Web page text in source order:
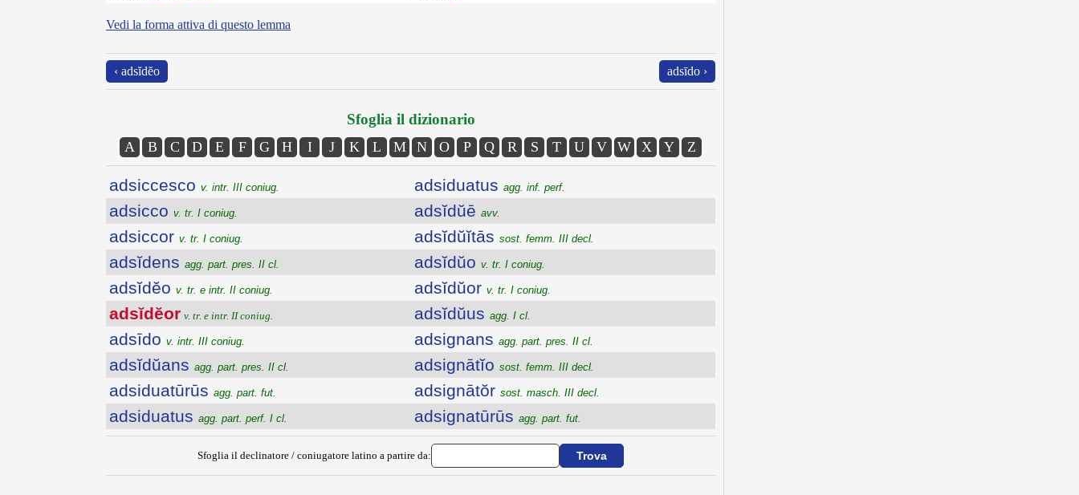
Vedi la forma attiva di questo lemma
‹ adsĭdĕo adsīdo ›
Sfoglia il dizionario
A B C D E F G H I J K L M N O P Q R S T U V W X Y Z
adsiccesco v. intr. III coniug.
adsicco v. tr. I coniug.
adsiccor v. tr. I coniug.
adsĭdens agg. part. pres. II cl.
adsĭdĕo v. tr. e intr. II coniug.
adsĭdĕor v. tr. e intr. II coniug.
adsīdo v. intr. III coniug.
adsĭdŭans agg. part. pres. II cl.
adsiduatūrūs agg. part. fut.
adsiduatus agg. part. perf. I cl.
adsiduatus agg. inf. perf.
adsĭdŭē avv.
adsĭdŭĭtās sost. femm. III decl.
adsĭdŭo v. tr. I coniug.
adsĭdŭor v. tr. I coniug.
adsĭdŭus agg. I cl.
adsignans agg. part. pres. II cl.
adsignātĭo sost. femm. III decl.
adsignātŏr sost. masch. III decl.
adsignatūrūs agg. part. fut.
Sfoglia il declinatore / coniugatore latino a partire da: